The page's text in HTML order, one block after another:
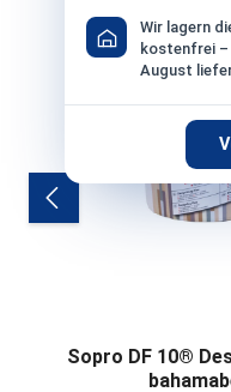
Wir lagern
kostenfrei –
August
Sopro DF 10®